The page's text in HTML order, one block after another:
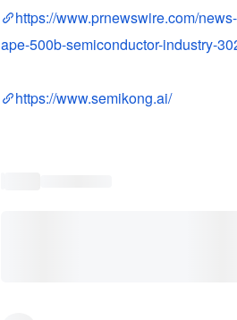
https://www.prnewswire.com/
ape-500b-semiconductor-industry-
https://www.semikong.ai/